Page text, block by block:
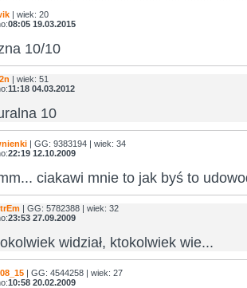
| wiek: 20
08:05 19.03.2015
10/10
| wiek: 51
11:18 04.03.2012
10
| GG: 9383194 | wiek: 34
22:19 12.10.2009
ciakawi mnie to jak byś to
| GG: 5782388 | wiek: 32
23:53 27.09.2009
widział, ktokolwiek wie...
| GG: 4544258 | wiek: 27
10:58 20.02.2009